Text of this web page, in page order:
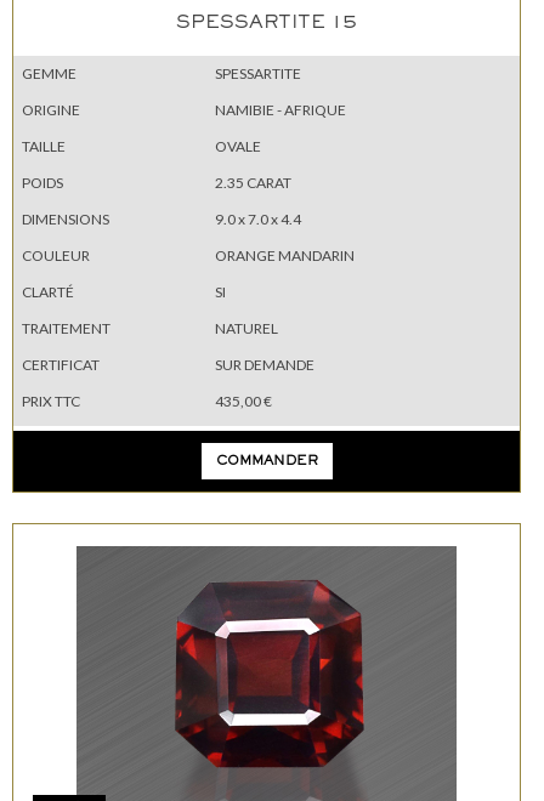
SPESSARTITE 15
GEMME
SPESSARTITE
ORIGINE
NAMIBIE - AFRIQUE
TAILLE
OVALE
POIDS
2.35 CARAT
DIMENSIONS
9.0 x 7.0 x 4.4
COULEUR
ORANGE MANDARIN
CLARTÉ
SI
TRAITEMENT
NATUREL
CERTIFICAT
SUR DEMANDE
PRIX TTC
435,00 €
COMMANDER